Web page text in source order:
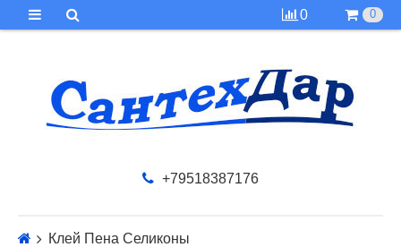
0 0
+79518387176
Клей Пена Селиконы